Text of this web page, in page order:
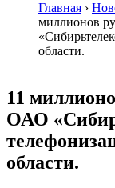
Главная ›
миллионов
области.
11
ОАО
области.